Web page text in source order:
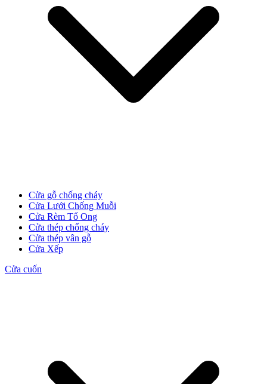
Cửa Gỗ HDF
Cửa gỗ chống cháy
Cửa Lưới Chống Muỗi
Cửa Rèm Tổ Ong
Cửa thép chống cháy
Cửa thép vân gỗ
Cửa Xếp
Cửa cuốn